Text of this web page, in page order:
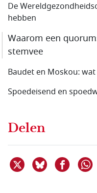
De
hebben
Waarom een
stemvee
Baudet en Moskou:
Spoedeisend en
Delen
Deel dit item op X
Deel ditDeel